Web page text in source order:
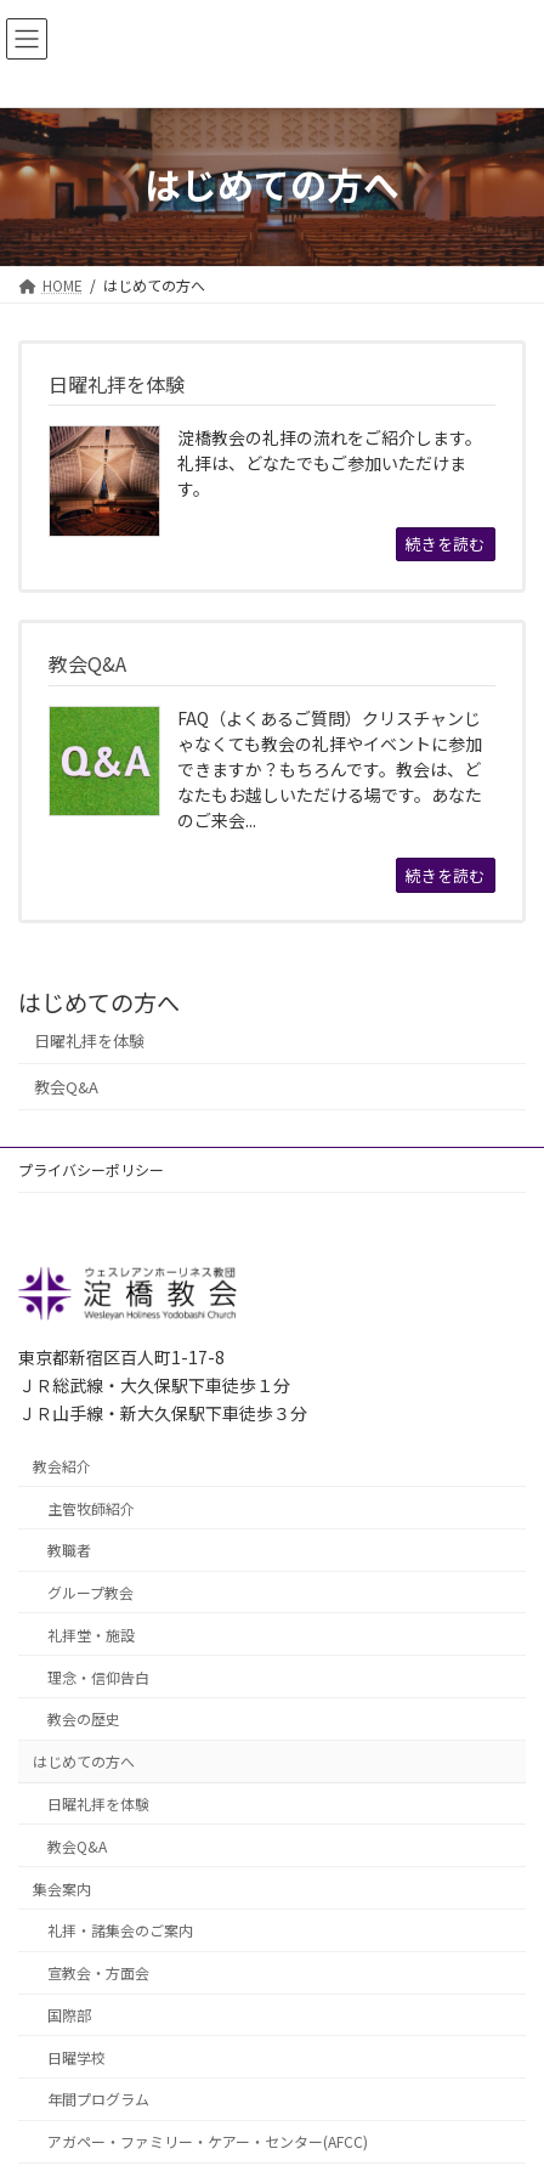
ン
テ
ツ
へ
ス
キ
ッ
プ
ビ
ゲ
シ
ョ
ン
に
移
動
はじめての方へ
HOME はじめての方へ
日曜礼拝を体験
淀橋教会の礼拝の流れをご紹介します。
礼拝は、どなたでもご参加いただけま
す。
続きを読む
教会Q&A
FAQ（よくあるご質問）クリスチャンじ
ゃなくても教会の礼拝やイベントに参加
できますか？もちろんです。教会は、ど
なたもお越しいただける場です。あなた
のご来会...
続きを読む
はじめての方へ
日曜礼拝を体験
教会Q&A
プライバシーポリシー
東京都新宿区百人町1-17-8
ＪＲ総武線・大久保駅下車徒歩１分
ＪＲ山手線・新大久保駅下車徒歩３分
教会紹介
主管牧師紹介
教職者
グループ教会
礼拝堂・施設
理念・信仰告白
教会の歴史
はじめての方へ
日曜礼拝を体験
教会Q&A
集会案内
礼拝・諸集会のご案内
宣教会・方面会
国際部
日曜学校
年間プログラム
アガペー・ファミリー・ケアー・センター(AFCC)